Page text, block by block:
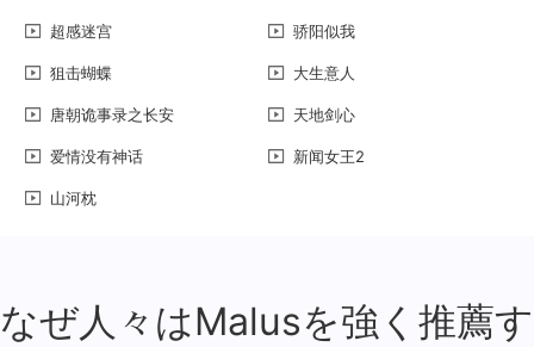
超感迷宫 骄阳似我
狙击蝴蝶 大生意人
唐朝诡事录之长安 天地剑心
爱情没有神话 新闻女王2
山河枕
なぜ人々はMalusを強く推薦す